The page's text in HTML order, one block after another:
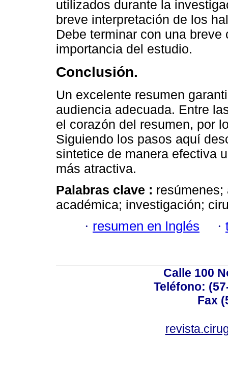
utilizados durante la
breve interpretación de los
Debe terminar con una
importancia del estudio.
Conclusión.
Un excelente resumen
audiencia adecuada. Entre
el corazón del resumen, por
Siguiendo los pasos aquí
sintetice de manera efectiva
más atractiva.
Palabras clave :
académica; investigación;
· resumen en Inglés ·
Calle 100
Teléfono:
Fax